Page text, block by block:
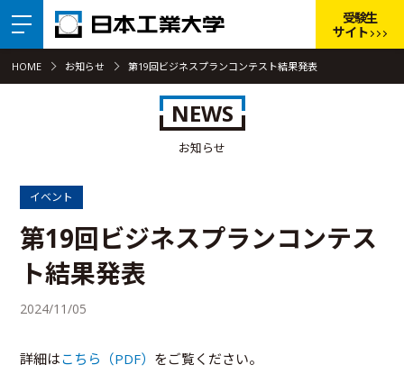
受験生
サイト
HOME お知らせ 第19回ビジネスプランコンテスト結果発表
NEWS
お知らせ
イベント
第19回ビジネスプランコンテス
ト結果発表
2024/11/05
詳細はこちら（PDF） をご覧ください。